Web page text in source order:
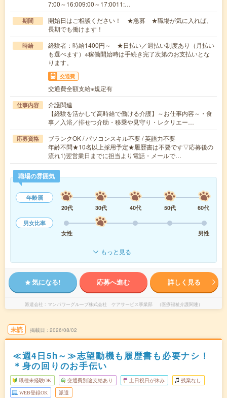
7:00～16:009:00～17:0011:…
期間
開始日はご相談ください！ ★急募 ★職場が気に入れば、
長期でも働けます！
時給
経験者：時給1400円～ ★日払い／週払い制度あり（月払い
も選べます）※稼働開始時は手続き完了次第のお支払いとな
ります。
交通費
交通費全額支給※規定有
仕事内容
介護関連
【経験を活かして高時給で働ける介護】～お仕事内容～・食
事／入浴／排せつ介助・移乗や見守り・レクリエー…
応募資格
ブランクOK / パソコンスキル不要 / 英語力不要
年齢不問★10名以上採用予定★履歴書は不要です▽応募後の
流れ1)翌営業日までに担当より電話・メールで…
職場の雰囲気
年齢層
20代
30代 40代 50代
60代
男女比率
女性
男性
もっと見る
気になる! 応募へ進む 詳しく見る
派遣会社 マンパワーグループ株式会社 ケアサービス事業部 （医療福祉介護関連）
未読 掲載日 2026/08/02
≪週4日5h～≫志望動機も履歴書も必要ナシ！
＊身の回りのお手伝い
職種未経験OK 交通費別途支給あり 土日祝日が休み 残業なし
WEB登録OK 派遣